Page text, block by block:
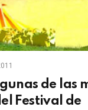
de las
Festival de